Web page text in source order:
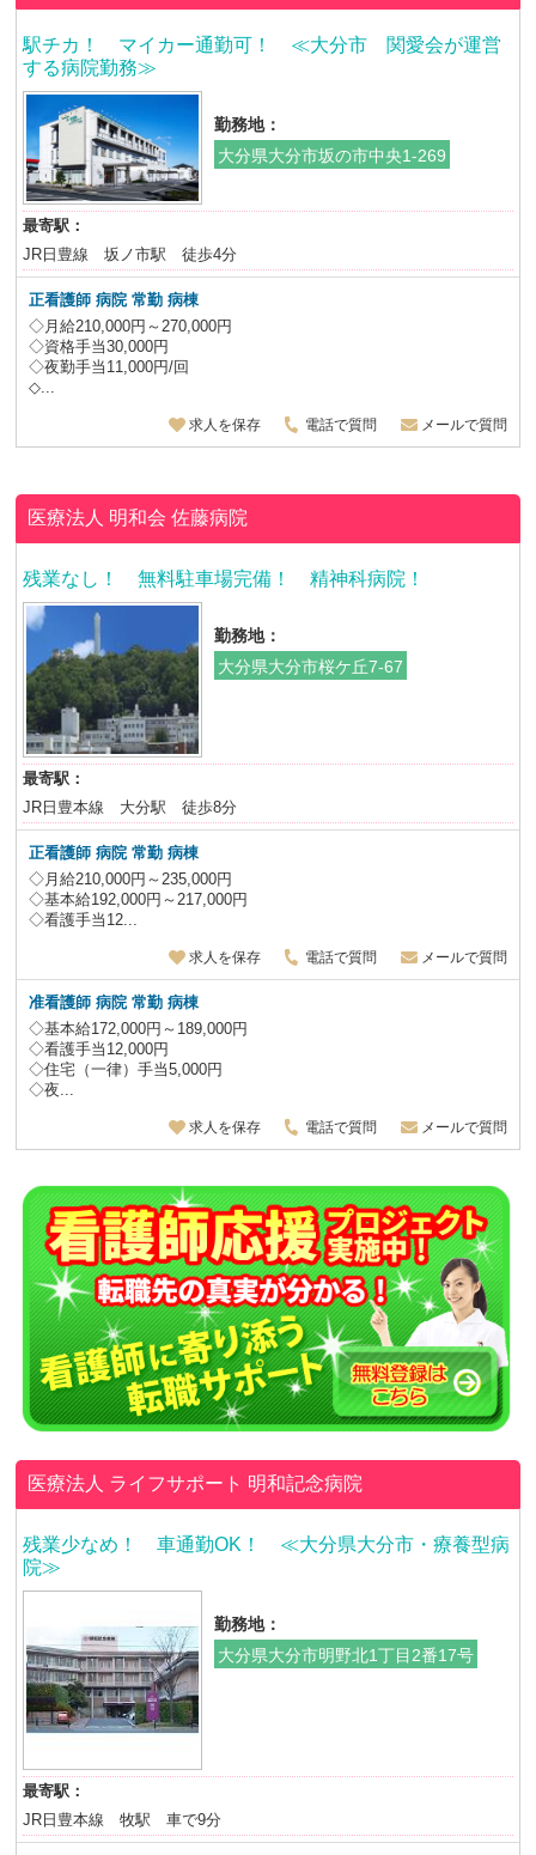
駅チカ！ マイカー通勤可！ ≪大分市 関愛会が運営
する病院勤務≫
勤務地：
大分県大分市坂の市中央1-269
最寄駅：
JR日豊線 坂ノ市駅 徒歩4分
正看護師 病院 常勤 病棟
◇月給210,000円～270,000円
◇資格手当30,000円
◇夜勤手当11,000円/回
◇...
求人を保存 電話で質問 メールで質問
医療法人 明和会佐藤病院
残業なし！ 無料駐車場完備！ 精神科病院！
勤務地：
大分県大分市桜ケ丘7-67
最寄駅：
JR日豊本線 大分駅 徒歩8分
正看護師 病院 常勤 病棟
◇月給210,000円～235,000円
◇基本給192,000円～217,000円
◇看護手当12...
求人を保存 電話で質問 メールで質問
准看護師 病院 常勤 病棟
◇基本給172,000円～189,000円
◇看護手当12,000円
◇住宅（一律）手当5,000円
◇夜...
求人を保存 電話で質問 メールで質問
医療法人 ライフサポート 明和記念病院
残業少なめ！ 車通勤OK！ ≪大分県大分市・療養型病
院≫
勤務地：
大分県大分市明野北1丁目2番17号
最寄駅：
JR日豊本線 牧駅 車で9分